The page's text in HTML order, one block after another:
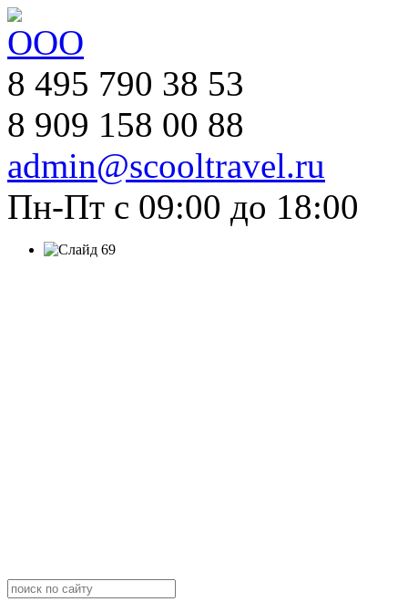
8 495 790 38 53
8 909 158 00 88
admin@scooltravel.ru
Пн-Пт с 09:00 до 18:00